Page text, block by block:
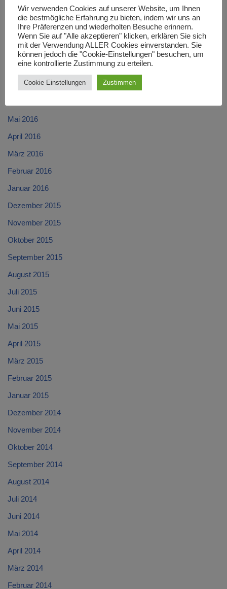
November 2016
Oktober 2016
September 2016
August 2016
Juli 2016
Mai 2016
April 2016
März 2016
Februar 2016
Januar 2016
Dezember 2015
November 2015
Oktober 2015
September 2015
August 2015
Juli 2015
Juni 2015
Mai 2015
April 2015
März 2015
Februar 2015
Januar 2015
Dezember 2014
November 2014
Oktober 2014
September 2014
August 2014
Juli 2014
Juni 2014
Mai 2014
April 2014
März 2014
Februar 2014
Wir verwenden Cookies auf unserer Website, um Ihnen
die bestmögliche Erfahrung zu bieten, indem wir uns an
Ihre Präferenzen und wiederholten Besuche erinnern.
Wenn Sie auf "Alle akzeptieren" klicken, erklären Sie sich
mit der Verwendung ALLER Cookies einverstanden. Sie
können jedoch die "Cookie-Einstellungen" besuchen, um
eine kontrollierte Zustimmung zu erteilen.
Cookie Einstellungen Zustimmen